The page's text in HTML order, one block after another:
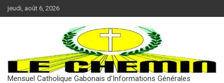
Aller
au
jeudi, août 6, 2026
Mensuel Catholique Gabonais d'Informations Générales